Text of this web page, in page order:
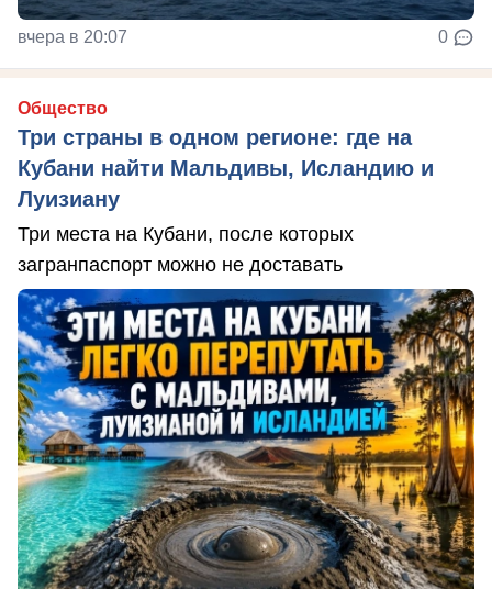
вчера в 20:07 0
Общество
Три страны в одном регионе: где на
Кубани найти Мальдивы, Исландию и
Луизиану
Три места на Кубани, после которых
загранпаспорт можно не доставать